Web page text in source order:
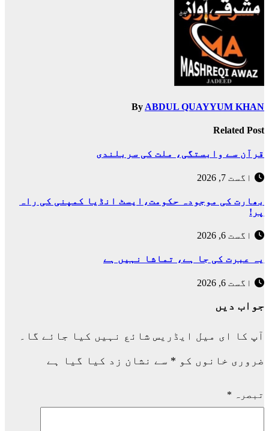
By ABDUL QUAYYUM KHAN
Related Post
قرآن سے وابستگی، ملت کی سربلندی
اگست 7, 2026
بھارت کی موجودہ حکومت،ایسٹ انڈیا کمپنی کی راہ
پر!
اگست 6, 2026
یہ عبرت کی جا ہے، تماشا نہیں ہے
اگست 6, 2026
جواب دیں
آپ کا ای میل ایڈریس شائع نہیں کیا جائے گا۔
ضروری خانوں کو * سے نشان زد کیا گیا ہے
تبصرہ *